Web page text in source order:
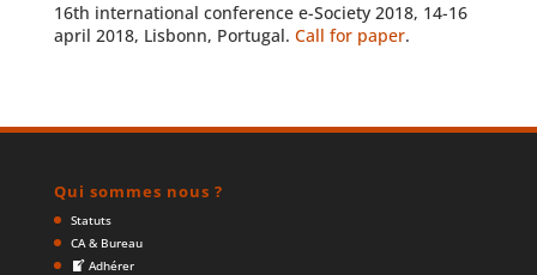
16th international conference e-Society 2018, 14-16
april 2018, Lisbonn, Portugal. Call for paper.
Qui sommes nous ?
Statuts
CA & Bureau
Adhérer